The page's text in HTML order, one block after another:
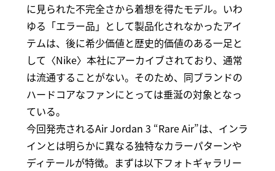
に見られた不完全さから着想を得たモデル。いわ
ゆる「エラー品」として製品化されなかったアイ
テムは、後に希少価値と歴史的価値のある一足と
して〈Nike〉本社にアーカイブされており、通常
は流通することがない。そのため、同ブランドの
ハードコアなファンにとっては垂涎の対象となっ
ている。
今回発売されるAir Jordan 3 “Rare Air”は、インラ
インとは明らかに異なる独特なカラーパターンや
ディテールが特徴。まずは以下フォトギャラリー